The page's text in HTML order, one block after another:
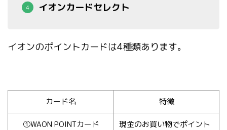
イオンカードセレクト
イオンのポイントカードは4種類あります。
カード名 特徴
①WAON POINTカード
現金のお買い物でポイント